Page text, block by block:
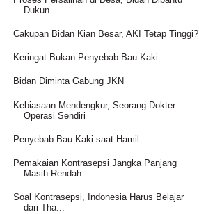
Dukun
Cakupan Bidan Kian Besar, AKI Tetap Tinggi?
Keringat Bukan Penyebab Bau Kaki
Bidan Diminta Gabung JKN
Kebiasaan Mendengkur, Seorang Dokter
Operasi Sendiri
Penyebab Bau Kaki saat Hamil
Pemakaian Kontrasepsi Jangka Panjang
Masih Rendah
Soal Kontrasepsi, Indonesia Harus Belajar
dari Tha...